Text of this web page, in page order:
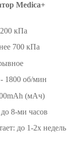
Medica+
кПа
700 кПа
1800 об/мин
(мАч)
8-ми часов
до 1-2х недель